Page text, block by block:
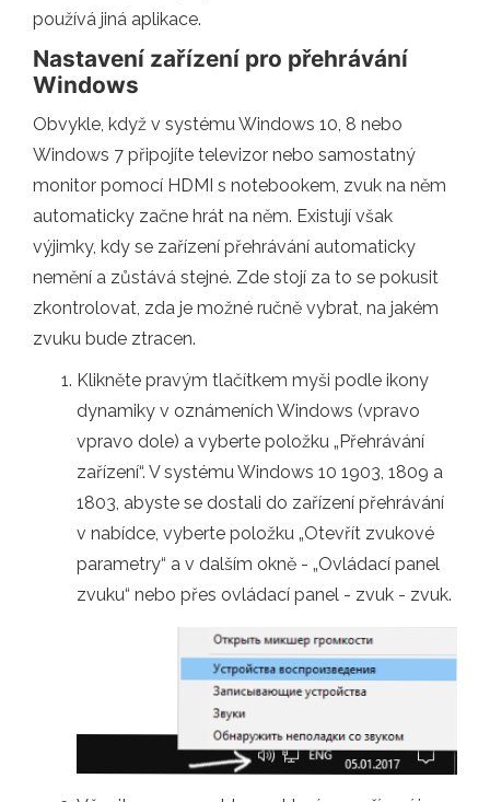
používá jiná aplikace.
Nastavení zařízení pro přehrávání
Windows
Obvykle, když v systému Windows 10, 8 nebo
Windows 7 připojíte televizor nebo samostatný
monitor pomocí HDMI s notebookem, zvuk na něm
automaticky začne hrát na něm. Existují však
výjimky, kdy se zařízení přehrávání automaticky
nemění a zůstává stejné. Zde stojí za to se pokusit
zkontrolovat, zda je možné ručně vybrat, na jakém
zvuku bude ztracen.
Klikněte pravým tlačítkem myši podle ikony
dynamiky v oznámeních Windows (vpravo
vpravo dole) a vyberte položku „Přehrávání
zařízení“. V systému Windows 10 1903, 1809 a
1803, abyste se dostali do zařízení přehrávání
v nabídce, vyberte položku „Otevřít zvukové
parametry“ a v dalším okně - „Ovládací panel
zvuku“ nebo přes ovládací panel - zvuk - zvuk.